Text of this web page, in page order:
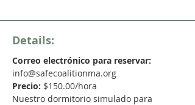
Details:
Correo electrónico para reservar:
info@safecoalitionma.org
Precio: $150.00/hora
Nuestro dormitorio simulado para